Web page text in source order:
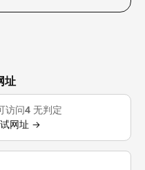
址
访问4 无判定
网址 →